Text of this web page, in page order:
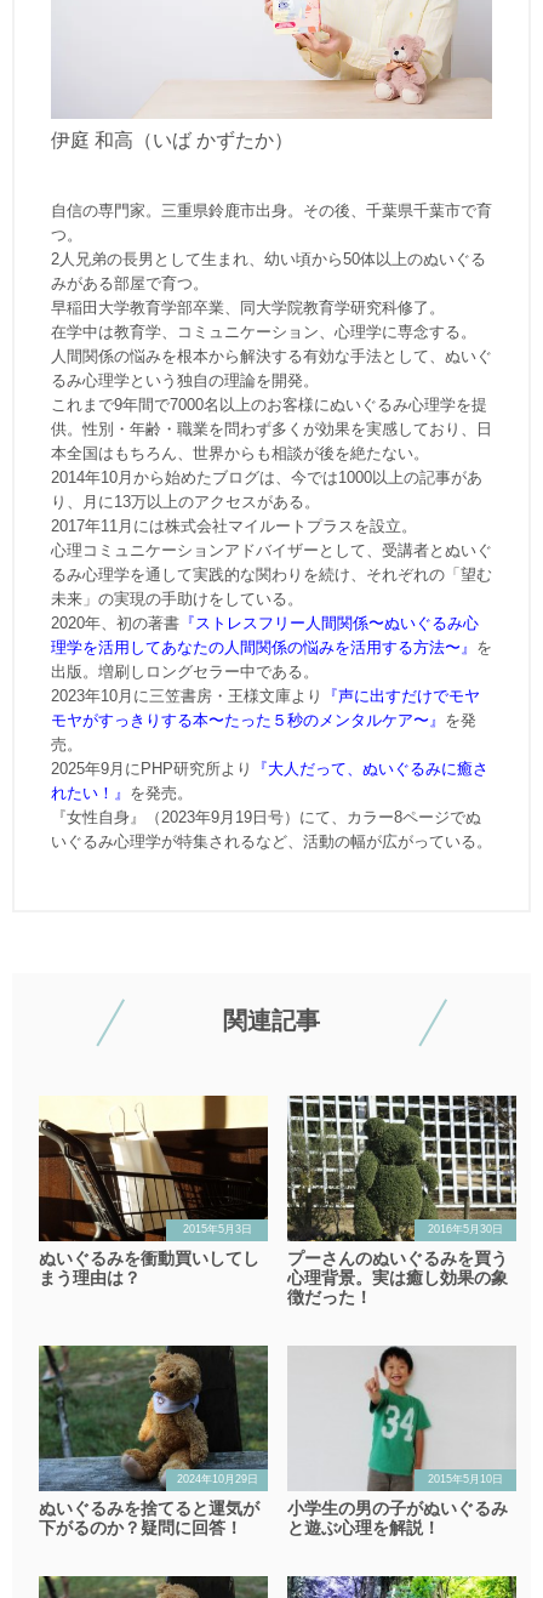
伊庭 和高（いば かずたか）
自信の専門家。三重県鈴鹿市出身。その後、千葉県千葉市で育
つ。
2人兄弟の長男として生まれ、幼い頃から50体以上のぬいぐる
みがある部屋で育つ。
早稲田大学教育学部卒業、同大学院教育学研究科修了。
在学中は教育学、コミュニケーション、心理学に専念する。
人間関係の悩みを根本から解決する有効な手法として、ぬいぐ
るみ心理学という独自の理論を開発。
これまで9年間で7000名以上のお客様にぬいぐるみ心理学を提
供。性別・年齢・職業を問わず多くが効果を実感しており、日
本全国はもちろん、世界からも相談が後を絶たない。
2014年10月から始めたブログは、今では1000以上の記事があ
り、月に13万以上のアクセスがある。
2017年11月には株式会社マイルートプラスを設立。
心理コミュニケーションアドバイザーとして、受講者とぬいぐ
るみ心理学を通して実践的な関わりを続け、それぞれの「望む
未来」の実現の手助けをしている。
2020年、初の著書 『ストレスフリー人間関係〜ぬいぐるみ心
理学を活用してあなたの人間関係の悩みを活用する方法〜』 を
出版。増刷しロングセラー中である。
2023年10月に三笠書房・王様文庫より
『声に出すだけでモヤ
モヤがすっきりする本〜たった５秒のメンタルケア〜』 を発
売。
2025年9月にPHP研究所より
『大人だって、ぬいぐるみに癒さ
れたい！』 を発売。
『女性自身』（2023年9月19日号）にて、カラー8ページでぬ
いぐるみ心理学が特集されるなど、活動の幅が広がっている。
関連記事
2015年5月3日
ぬいぐるみを衝動買いしてし
まう理由は？
2016年5月30日
プーさんのぬいぐるみを買う
心理背景。実は癒し効果の象
徴だった！
2024年10月29日
ぬいぐるみを捨てると運気が
下がるのか？疑問に回答！
2015年5月10日
小学生の男の子がぬいぐるみ
と遊ぶ心理を解説！